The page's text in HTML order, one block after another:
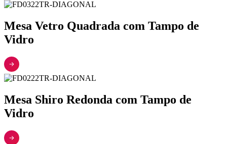
Mesa Vetro Quadrada com Tampo de
Vidro
Mesa Shiro Redonda com Tampo de
Vidro